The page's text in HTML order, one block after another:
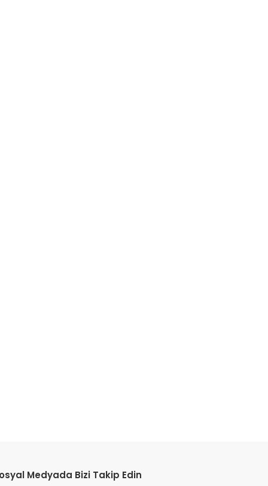
Medyada Bizi Takip Edin